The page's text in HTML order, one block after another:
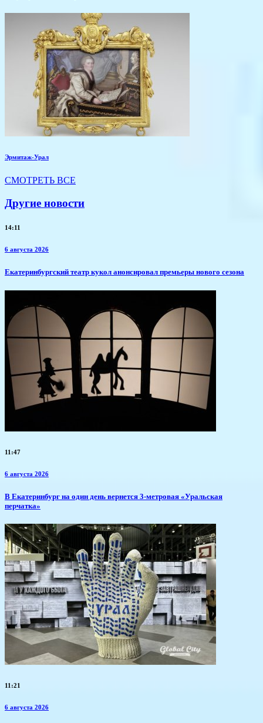
Эрмитаж-Урал
СМОТРЕТЬ ВСЕ
Другие новости
14:11
6 августа 2026
​Екатеринбургский театр кукол анонсировал премьеры нового сезона
11:47
6 августа 2026
В Екатеринбург на один день вернется 3-метровая «Уральская
перчатка»
11:21
6 августа 2026